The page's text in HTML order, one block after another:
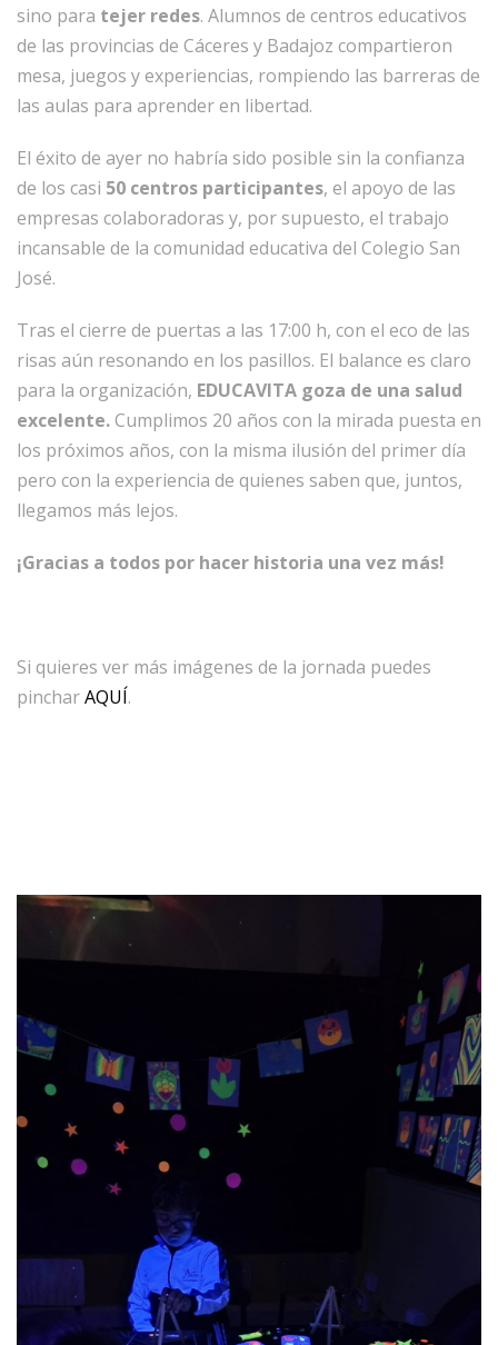
sino para tejer redes. Alumnos de centros educativos
de las provincias de Cáceres y Badajoz compartieron
mesa, juegos y experiencias, rompiendo las barreras de
las aulas para aprender en libertad.
El éxito de ayer no habría sido posible sin la confianza
de los casi 50 centros participantes, el apoyo de las
empresas colaboradoras y, por supuesto, el trabajo
incansable de la comunidad educativa del Colegio San
José.
Tras el cierre de puertas a las 17:00 h, con el eco de las
risas aún resonando en los pasillos. El balance es claro
para la organización, EDUCAVITA goza de una salud
excelente. Cumplimos 20 años con la mirada puesta en
los próximos años, con la misma ilusión del primer día
pero con la experiencia de quienes saben que, juntos,
llegamos más lejos.
¡Gracias a todos por hacer historia una vez más!
Si quieres ver más imágenes de la jornada puedes
pincharAQUÍ.